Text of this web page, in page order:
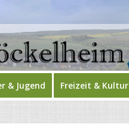
& Jugend Freizeit & Kultur